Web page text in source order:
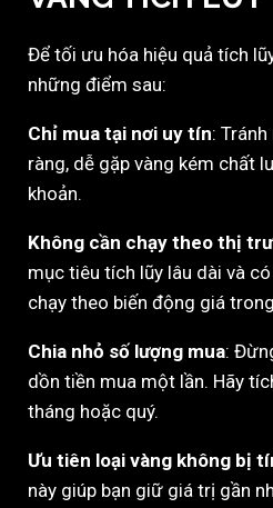
Để tối ưu hóa hiệu quả tích
những điểm sau:
Chỉ mua tại nơi uy tín:
ràng, dễ gặp vàng kém chất
khoản.
Không cần chạy theo thị
mục tiêu tích lũy lâu dài và
chạy theo biến động giá
Chia nhỏ số lượng mua:
dồn tiền mua một lần. Hãy
tháng hoặc quý.
Ưu tiên loại vàng không bị
này giúp bạn giữ giá trị gần